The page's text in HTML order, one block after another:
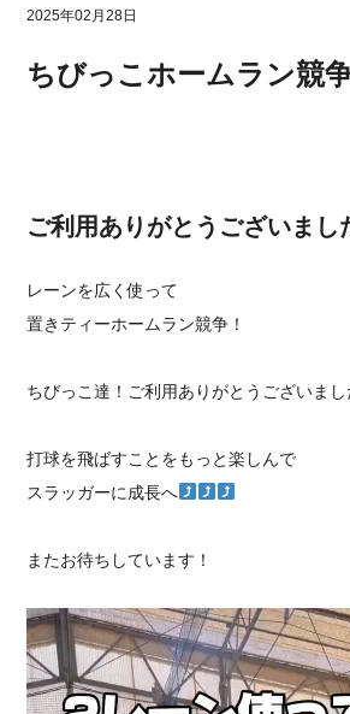
2025年02月28日
ちびっこホームラン競争
ご利用ありがとうございまし
レーンを広く使って
置きティーホームラン競争！
ちびっこ達！ご利用ありがとうございまし
打球を飛ばすことをもっと楽しんで
スラッガーに成長へ
またお待ちしています！